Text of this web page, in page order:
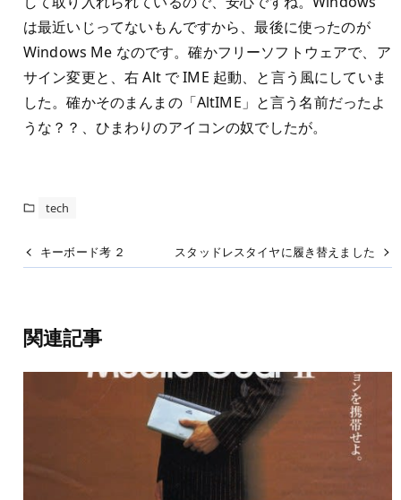
は最近いじってないもんですから、最後に使ったのが
Windows Me なのです。確かフリーソフトウェアで、ア
サイン変更と、右 Alt で IME 起動、と言う風にしていま
した。確かそのまんまの「AltIME」と言う名前だったよ
うな？？、ひまわりのアイコンの奴でしたが。
tech
キーボード考 ２ スタッドレスタイヤに履き替えました
関連記事